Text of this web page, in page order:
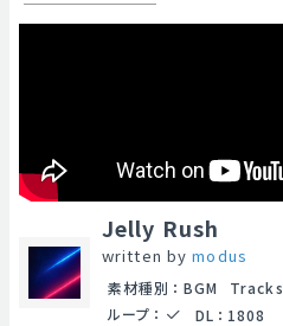
Jelly Rush
written bymodus
素材種別 ： BGM Tracks
ループ ： DL ： 1808